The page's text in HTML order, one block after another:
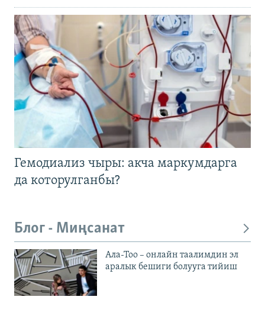
Гемодиализ чыры: акча маркумдарга
да которулганбы?
Блог - Миңсанат
Ала-Тоо – онлайн таалимдин эл
аралык бешиги болууга тийиш